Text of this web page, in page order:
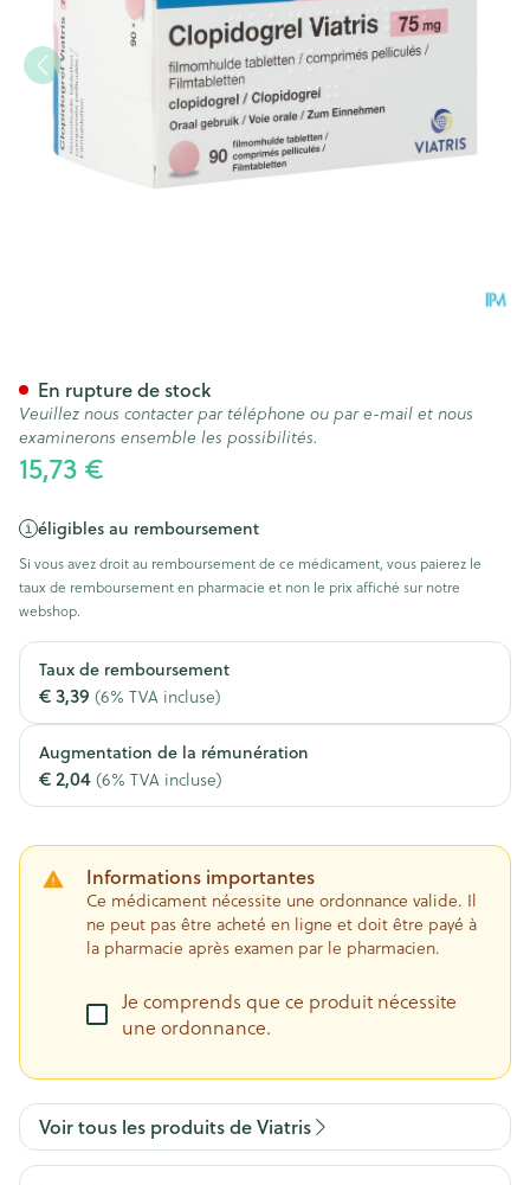
15,73 €
éligibles au remboursement
Si vous avez droit au remboursement de ce médicament, vous paierez le
taux de remboursement en pharmacie et non le prix affiché sur notre
webshop.
Taux de remboursement
€ 3,39 (6% TVA incluse)
Augmentation de la rémunération
€ 2,04(6% TVA incluse)
Informations importantes
Ce médicament nécessite une ordonnance valide. Il
ne peut pas être acheté en ligne et doit être payé à
la pharmacie après examen par le pharmacien.
Je comprends que ce produit nécessite
une ordonnance.
En rupture de stock
Veuillez nous contacter par téléphone ou par e-mail et nous
examinerons ensemble les possibilités.
Voir tous les produits de Viatris